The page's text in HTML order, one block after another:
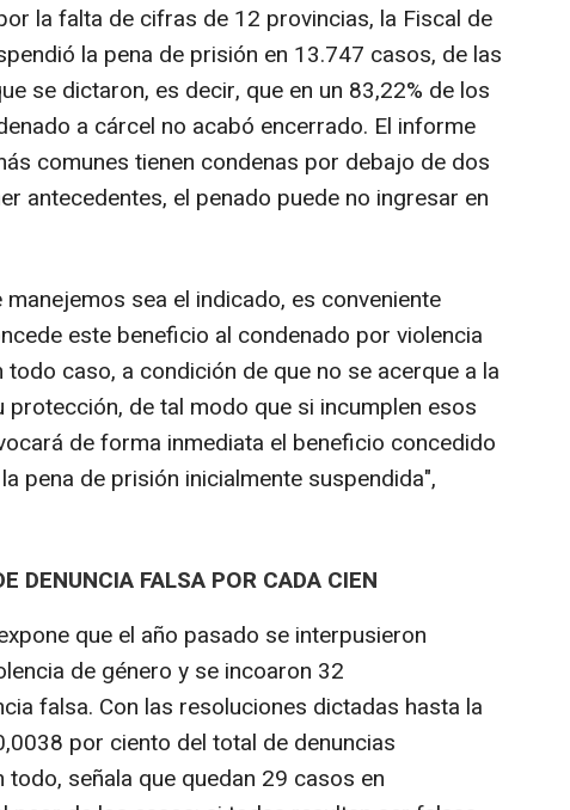
la falta de cifras de 12 provincias, la Fiscal de
la pena de prisión en 13.747 casos, de las
se dictaron, es decir, que en un 83,22% de los
a cárcel no acabó encerrado. El informe
comunes tienen condenas por debajo de dos
antecedentes, el penado puede no ingresar en
sea el indicado, es conveniente
este beneficio al condenado por violencia
caso, a condición de que no se acerque a la
de tal modo que si incumplen esos
de forma inmediata el beneficio concedido
pena de prisión inicialmente suspendida",
DENUNCIA FALSA POR CADA CIEN
que el año pasado se interpusieron
de género y se incoaron 32
falsa. Con las resoluciones dictadas hasta la
por ciento del total de denuncias
señala que quedan 29 casos en